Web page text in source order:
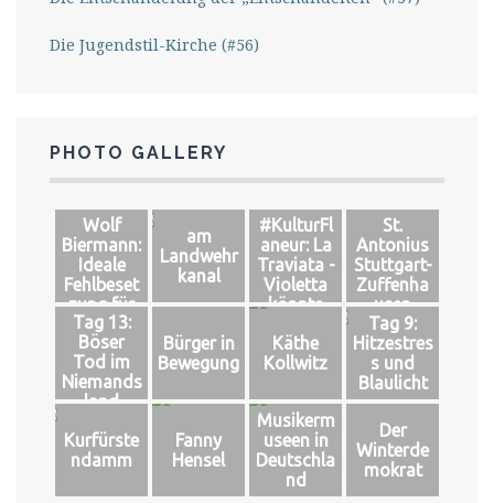
Die Jugendstil-Kirche (#56)
PHOTO GALLERY
Wolf
Biermann:
Ideale
Fehlbeset
zung für
das große
Glück
am
Landwehr
kanal
#KulturFl
aneur: La
Traviata -
Violetta
könnte
St.
Antonius
Stuttgart-
Zuffenha
usen
Tag 13:
Böser
Tod im
Niemands
land
Bürger in
Bewegung
Käthe
Kollwitz
Tag 9:
Hitzestres
s und
Blaulicht
Kurfürste
ndamm
Fanny
Hensel
Musikerm
useen in
Deutschla
nd
Der
Winterde
mokrat